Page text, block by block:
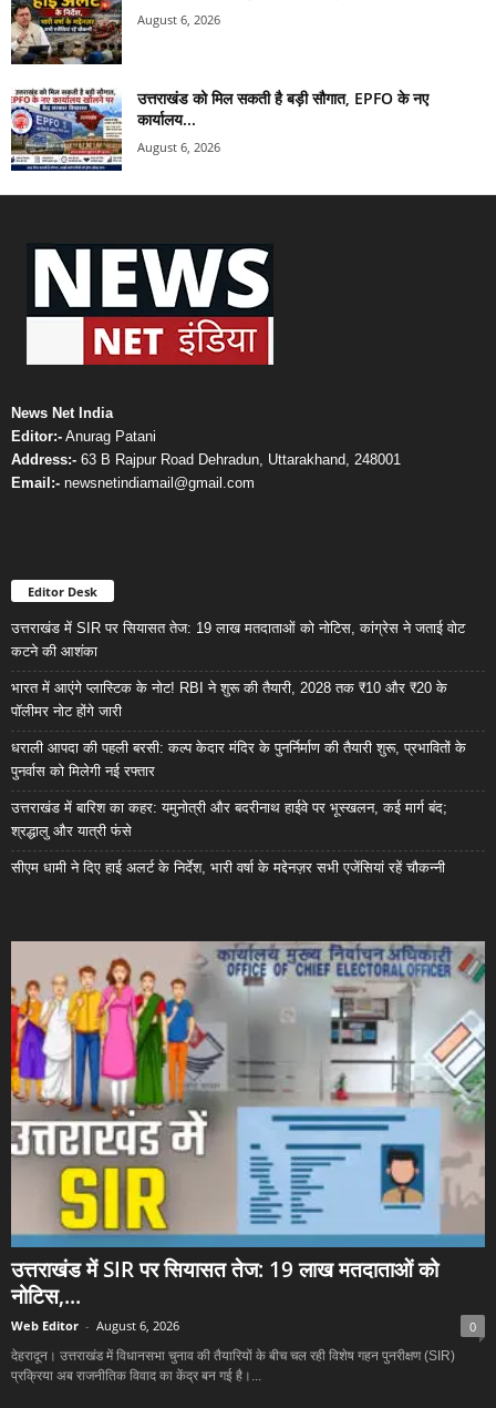
August 6, 2026
उत्तराखंड को मिल सकती है बड़ी सौगात, EPFO के नए
कार्यालय...
August 6, 2026
News Net India
Editor:- Anurag Patani
Address:- 63 B Rajpur Road Dehradun, Uttarakhand, 248001
Email:- newsnetindiamail@gmail.com
Editor Desk
उत्तराखंड में SIR पर सियासत तेज: 19 लाख मतदाताओं को नोटिस, कांग्रेस ने जताई वोट
कटने की आशंका
भारत में आएंगे प्लास्टिक के नोट! RBI ने शुरू की तैयारी, 2028 तक ₹10 और ₹20 के
पॉलीमर नोट होंगे जारी
धराली आपदा की पहली बरसी: कल्प केदार मंदिर के पुनर्निर्माण की तैयारी शुरू, प्रभावितों के
पुनर्वास को मिलेगी नई रफ्तार
उत्तराखंड में बारिश का कहर: यमुनोत्री और बदरीनाथ हाईवे पर भूस्खलन, कई मार्ग बंद;
श्रद्धालु और यात्री फंसे
सीएम धामी ने दिए हाई अलर्ट के निर्देश, भारी वर्षा के मद्देनज़र सभी एजेंसियां रहें चौकन्नी
उत्तराखंड में SIR पर सियासत तेज: 19 लाख मतदाताओं को
नोटिस,...
Web Editor - August 6, 2026 0
देहरादून। उत्तराखंड में विधानसभा चुनाव की तैयारियों के बीच चल रही विशेष गहन पुनरीक्षण (SIR)
प्रक्रिया अब राजनीतिक विवाद का केंद्र बन गई है।...